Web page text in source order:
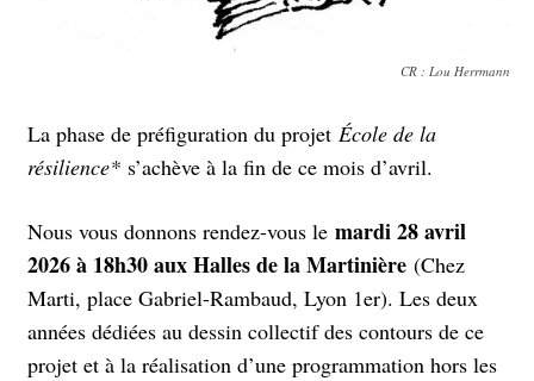
CR : Lou Herrmann
La phase de préfiguration du projet École de la
résilience* s’achève à la fin de ce mois d’avril.
Nous vous donnons rendez-vous le mardi 28 avril
2026 à 18h30 aux Halles de la Martinière (Chez
Marti, place Gabriel-Rambaud, Lyon 1er). Les deux
années dédiées au dessin collectif des contours de ce
projet et à la réalisation d’une programmation hors les